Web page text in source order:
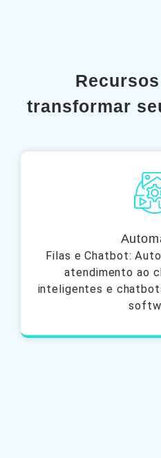
transformar
Filas e Chatbot:
atendimento ao
inteligentes e